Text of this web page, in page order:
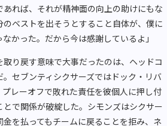
れば、それが精神面の向上の助けにもな
ベストを出そうとすること自体が、僕に
かった。だから今は感謝しているよ」
り戻す意味で大事だったのは、ヘッドコ
セブンティシクサーズではドック・リバ
レーオフで敗れた責任を彼個人に押し付
で関係が破綻した。シモンズはシクサー
を払ってもチームに戻ることを拒み、ネ